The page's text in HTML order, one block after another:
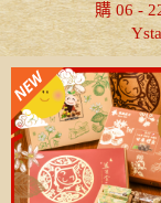
購 06 -